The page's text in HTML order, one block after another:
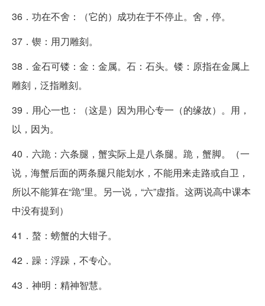
36．功在不舍：（它的）成功在于不停止。舍，停。
37．锲：用刀雕刻。
38．金石可镂：金：金属。石：石头。镂：原指在金属上
雕刻，泛指雕刻。
39．用心一也：（这是）因为用心专一（的缘故）。用，
以，因为。
40．六跪：六条腿，蟹实际上是八条腿。跪，蟹脚。（一
说，海蟹后面的两条腿只能划水，不能用来走路或自卫，
所以不能算在“跪”里。另一说，“六”虚指。这两说高中课本
中没有提到）
41．螯：螃蟹的大钳子。
42．躁：浮躁，不专心。
43．神明：精神智慧。